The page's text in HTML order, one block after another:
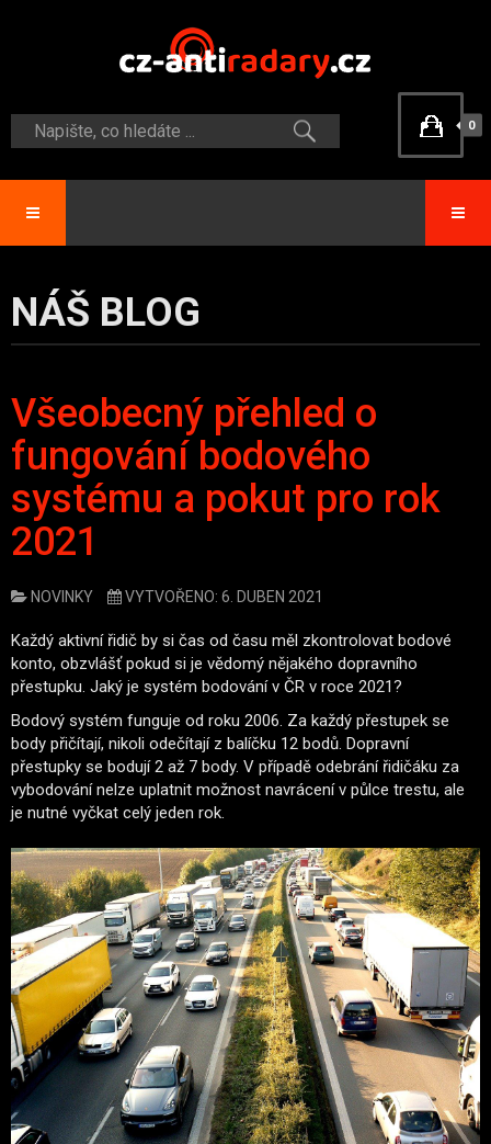
0
NÁŠ BLOG
Všeobecný přehled o
fungování bodového
systému a pokut pro rok
2021
NOVINKY VYTVOŘENO: 6. DUBEN 2021
Každý aktivní řidič by si čas od času měl zkontrolovat bodové
konto, obzvlášť pokud si je vědomý nějakého dopravního
přestupku. Jaký je systém bodování v ČR v roce 2021?
Bodový systém funguje od roku 2006. Za každý přestupek se
body přičítají, nikoli odečítají z balíčku 12 bodů. Dopravní
přestupky se bodují 2 až 7 body. V případě odebrání řidičáku za
vybodování nelze uplatnit možnost navrácení v půlce trestu, ale
je nutné vyčkat celý jeden rok.